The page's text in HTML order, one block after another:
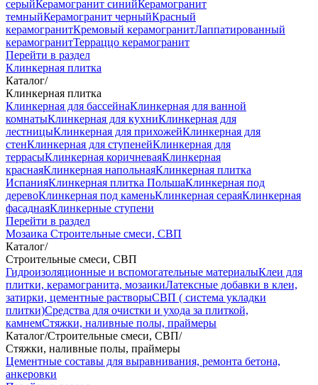
серыйКерамогранит синийКерамогранит
темныйКерамогранит черныйКрасный
керамогранитКремовый керамогранитЛаппатированный
керамогранитТерраццо керамогранит
Перейти в раздел
Клинкерная плитка
Каталог/
Клинкерная плитка
Клинкерная для бассейнаКлинкерная для ванной
комнатыКлинкерная для кухниКлинкерная для
лестницыКлинкерная для прихожейКлинкерная для
стенКлинкерная для ступенейКлинкерная для
террасыКлинкерная коричневаяКлинкерная
краснаяКлинкерная напольнаяКлинкерная плитка
ИспанияКлинкерная плитка ПольшаКлинкерная под
деревоКлинкерная под каменьКлинкерная сераяКлинкерная
фасаднаяКлинкерные ступени
Перейти в раздел
Мозаика Строительные смеси, СВП
Каталог/
Строительные смеси, СВП
Гидроизоляционные и вспомогательные материалыКлеи для
плитки, керамогранита, мозаикиЛатексные добавки в клеи,
затирки, цементные растворыСВП ( система укладки
плитки)Средства для очистки и ухода за плиткой,
камнемСтяжки, наливные полы, праймеры
Каталог/Строительные смеси, СВП/
Стяжки, наливные полы, праймеры
Цементные составы для выравнивания, ремонта бетона,
анкеровки